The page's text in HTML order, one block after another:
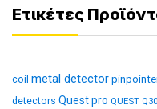
Ετικέτες
coil metal detector
detectors Quest pro QUEST Q30